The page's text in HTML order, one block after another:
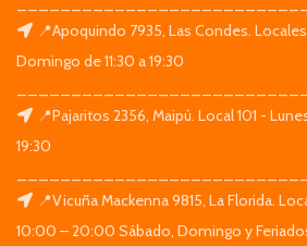
📍Apoquindo 7935, Las Condes. Locales
Domingo de 11:30 a 19:30
📍Pajaritos 2356, Maipú. Local 101 -
19:30
📍Vicuña Mackenna 9815, La Florida.
10:00 – 20:00 Sábado, Domingo y